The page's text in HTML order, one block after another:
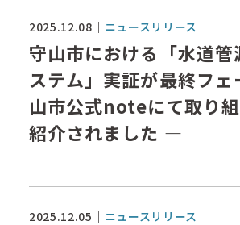
2025.12.08 ニュースリリース
守山市における「水道管
ステム」実証が最終フ
山市公式noteにて取り
紹介されました ―
2025.12.05 ニュースリリース